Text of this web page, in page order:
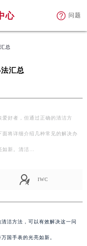
心 问题
总
汇总
好者，但通过正确的清洁方
将详细介绍几种常见的解决办
如新。清洁…
IWC
洁方法，可以有效解决这一问
国手表的光亮如新。